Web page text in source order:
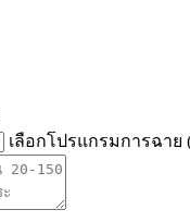
เลือกโปรแกรมการฉาย